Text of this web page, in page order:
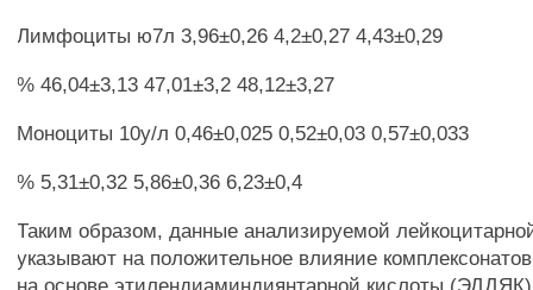
Лимфоциты ю7л 3,96±0,26 4,2±0,27 4,43±0,29
% 46,04±3,13 47,01±3,2 48,12±3,27
Моноциты 10у/л 0,46±0,025 0,52±0,03 0,57±0,033
% 5,31±0,32 5,86±0,36 6,23±0,4
Таким образом, данные анализируемой
указывают на положительное влияние
на основе этилендиаминдиянтарной кислоты